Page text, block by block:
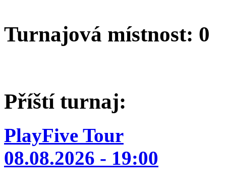
Turnajová místnost: 0
Příští turnaj:
PlayFive Tour
08.08.2026 - 19:00